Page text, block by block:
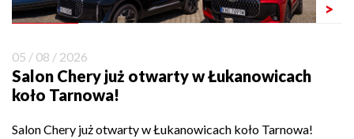
>
05 / 08 / 2026
Salon Chery już otwarty w Łukanowicach
koło Tarnowa!
Salon Chery już otwarty w Łukanowicach koło Tarnowa!